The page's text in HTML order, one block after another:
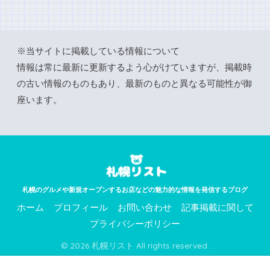
※当サイトに掲載している情報について
情報は常に最新に更新するよう心がけていますが、掲載時
の古い情報のものもあり、最新のものと異なる可能性が御
座います。
札幌のグルメや新規オープンするお店などの魅力的な情報を発信するブログ
ホーム プロフィール お問い合わせ
記事掲載に関して
プライバシーポリシー
© 2026 札幌リスト All rights reserved.